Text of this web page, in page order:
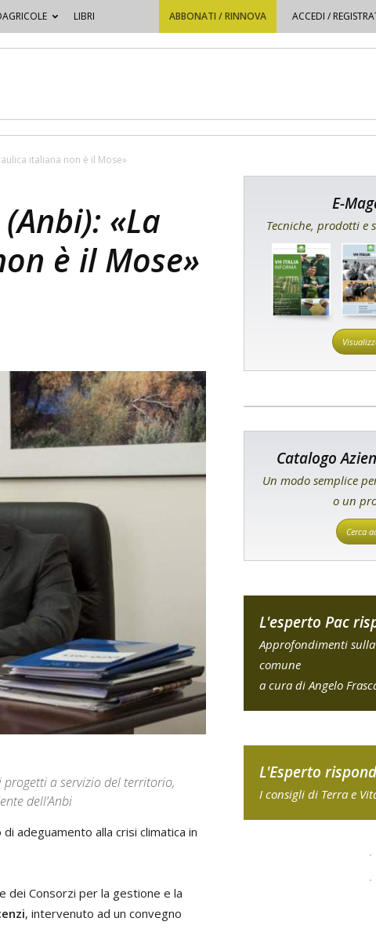
LIBRI ABBONATI / RINNOVA ACCEDI /
italiana non è il Mose»
«La
è il Mose»
a servizio del territorio,
dell’Anbi
adeguamento alla crisi climatica in
dei Consorzi per la gestione e la
, intervenuto ad un convegno
E-
Tecniche, prodotti e
Catalogo
Un modo semplice
o un
Cerca
L'esperto Pac
Approfondimenti
comune
a cura di Angelo
L'Esperto
I consigli di Terra e